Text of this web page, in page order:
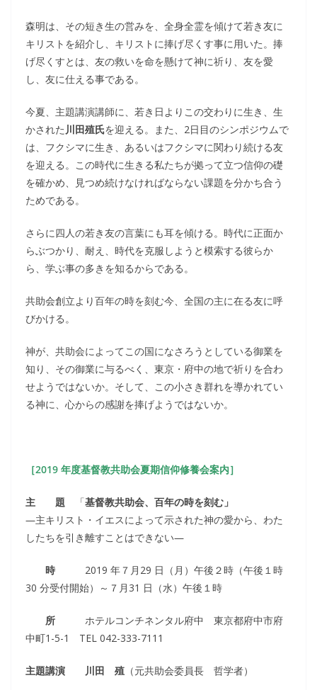
森明は、その短き生の営みを、全身全霊を傾けて若き友に
キリストを紹介し、キリストに捧げ尽くす事に用いた。捧
げ尽くすとは、友の救いを命を懸けて神に祈り、友を愛
し、友に仕える事である。
今夏、主題講演講師に、若き日よりこの交わりに生き、生
かされた 川田殖氏を迎える。また、2日目のシンポジウムで
は、フクシマに生き、あるいはフクシマに関わり続ける友
を迎える。この時代に生きる私たちが拠って立つ信仰の礎
を確かめ、見つめ続けなければならない課題を分かち合う
ためである。
さらに四人の若き友の言葉にも耳を傾ける。時代に正面か
らぶつかり、耐え、時代を克服しようと模索する彼らか
ら、学ぶ事の多きを知るからである。
共助会創立より百年の時を刻む今、全国の主に在る友に呼
びかける。
神が、共助会によってこの国になさろうとしている御業を
知り、その御業に与るべく、東京・府中の地で祈りを合わ
せようではないか。そして、この小さき群れを導かれてい
る神に、心からの感謝を捧げようではないか。
［2019 年度基督教共助会夏期信仰修養会案内］
主 題 「基督教共助会、百年の時を刻む」
―主キリスト・イエスによって示された神の愛から、わた
したちを引き離すことはできない―
時 2019 年７月29 日（月）午後２時（午後１時
30 分受付開始）～７月31 日（水）午後１時
所 ホテルコンチネンタル府中 東京都府中市府
中町1-5-1 TEL 042-333-7111
主題講演 川田 殖 （元共助会委員長 哲学者）